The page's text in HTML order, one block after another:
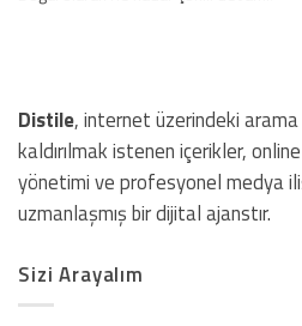
Distile, internet üzerindeki
kaldırılmak istenen içerikler,
yönetimi ve profesyonel medya
uzmanlaşmış bir dijital ajanstır.
Sizi Arayalım